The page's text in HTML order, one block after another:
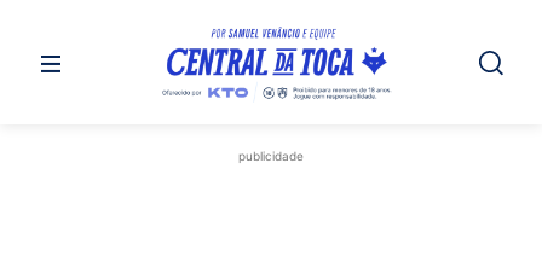
publicidade